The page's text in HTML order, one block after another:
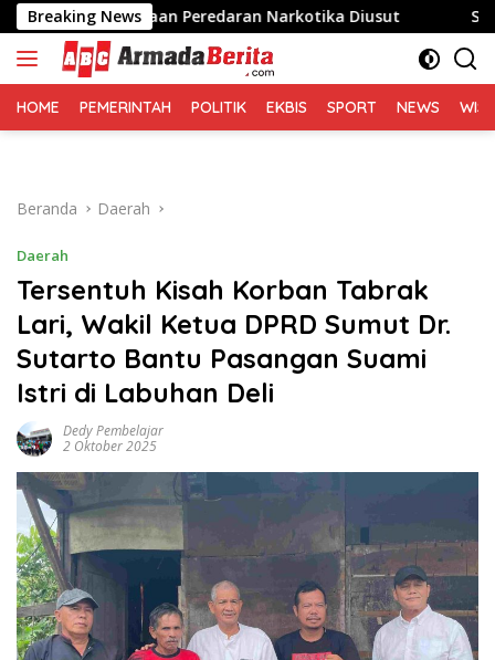
Langsung
ke
konten
Breaking News
Dugaan Peredaran Narkotika Diusut Sofyan Tan:
HOME PEMERINTAH POLITIK EKBIS SPORT NEWS
Beranda Daerah
Daerah
Tersentuh Kisah Korban Tabrak
Lari, Wakil Ketua DPRD Sumut Dr.
Sutarto Bantu Pasangan Suami
Istri di Labuhan Deli
Dedy Pembelajar
2 Oktober 2025